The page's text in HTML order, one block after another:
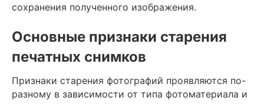
сохранения полученного изображения.
Основные признаки старения
печатных снимков
Признаки старения фотографий проявляются по-
разному в зависимости от типа фотоматериала и